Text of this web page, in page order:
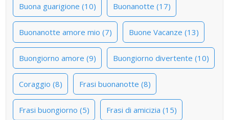
Buona guarigione (10) Buonanotte (17)
Buonanotte amore mio (7) Buone Vacanze (13)
Buongiorno amore (9) Buongiorno divertente (10)
Coraggio (8) Frasi buonanotte (8)
Frasi buongiorno (5) Frasi di amicizia (15)